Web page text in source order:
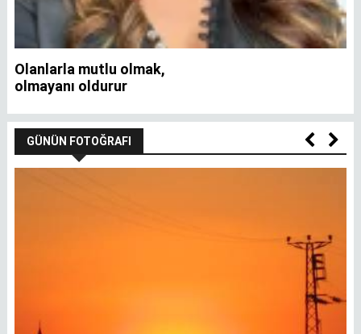
Olanlarla mutlu olmak,
olmayanı oldurur
GÜNÜN FOTOĞRAFI